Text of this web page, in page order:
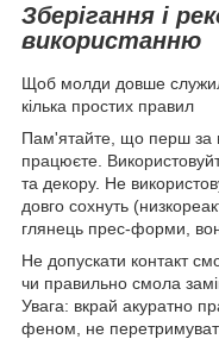
Зберігання і
використанню
Щоб молди довше
кілька простих правил
Пам'ятайте, що перш за
працюєте.
та декору. Не
довго сохнуть
глянець прес-форми,
Не допускати контакт
чи правильно смола
Увага: вкрай акуратно
феном, не